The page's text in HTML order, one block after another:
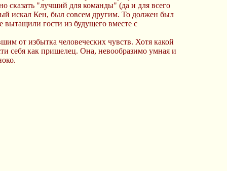
сказать "лучший для команды" (да и для всего
искал Кен, был совсем другим. То должен был
гости из будущего вместе с
от избытка человеческих чувств. Хотя какой
себя как пришелец. Она, невообразимо умная и